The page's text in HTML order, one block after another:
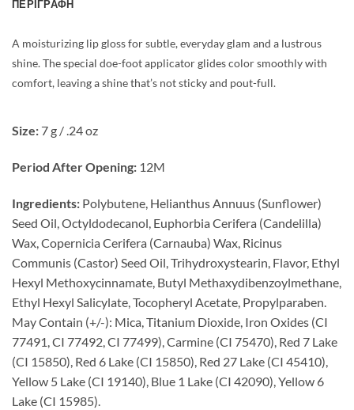
ΠΕΡΙΓΡΑΦΉ
A moisturizing lip gloss for subtle, everyday glam and a lustrous
shine. The special doe-foot applicator glides color smoothly with
comfort, leaving a shine that’s not sticky and pout-full.
Size: 7 g / .24 oz
Period After Opening: 12M
Ingredients: Polybutene, Helianthus Annuus (Sunflower)
Seed Oil, Octyldodecanol, Euphorbia Cerifera (Candelilla)
Wax, Copernicia Cerifera (Carnauba) Wax, Ricinus
Communis (Castor) Seed Oil, Trihydroxystearin, Flavor, Ethyl
Hexyl Methoxycinnamate, Butyl Methaxydibenzoylmethane,
Ethyl Hexyl Salicylate, Tocopheryl Acetate, Propylparaben.
May Contain (+/-): Mica, Titanium Dioxide, Iron Oxides (CI
77491, CI 77492, CI 77499), Carmine (CI 75470), Red 7 Lake
(CI 15850), Red 6 Lake (CI 15850), Red 27 Lake (CI 45410),
Yellow 5 Lake (CI 19140), Blue 1 Lake (CI 42090), Yellow 6
Lake (CI 15985).